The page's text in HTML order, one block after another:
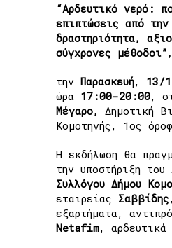
“Αρδευτικό νερό:
επιπτώσεις από την
δραστηριότητα,
σύγχρονες μέθοδοι”,
την Παρασκευή, 13/
ώρα 17:00-20:00,
Μέγαρο, Δημοτική
Κομοτηνής, 1ος
Η εκδήλωση θα
την υποστήριξη του
Συλλόγου Δήμου
εταιρείας Σαββίδης
εξαρτήματα,
Netafim, αρδευτικά